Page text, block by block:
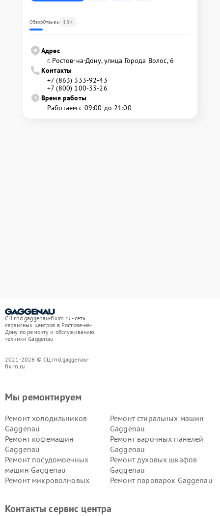
ОбзорОтзывы 184
Адрес
г. Ростов-на-Дону, улица Города Волос, 6
Контакты
+7 (863) 333-92-43
+7 (800) 100-33-26
Время работы
Работаем с 09:00 до 21:00
СЦ rnd.gaggenau-fixim.ru - сеть
сервисных центров в Ростове-на-
Дону по ремонту и обслуживанию
техники Gaggenau
2021-2026 © СЦ rnd.gaggenau-
fixim.ru
Мы ремонтируем
Ремонт холодильников
Gaggenau
Ремонт стиральных машин
Gaggenau
Ремонт кофемашин
Gaggenau
Ремонт варочных панелей
Gaggenau
Ремонт посудомоечных
машин Gaggenau
Ремонт духовых шкафов
Gaggenau
Ремонт микроволновых
Ремонт пароварок Gaggenau
Контакты сервис центра